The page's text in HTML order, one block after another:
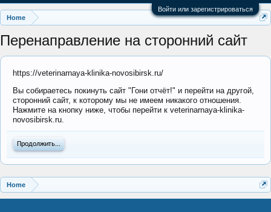
Войти или зарегистрироваться
Home
Перенаправление на сторонний сайт
https://veterinarnaya-klinika-novosibirsk.ru/
Вы собираетесь покинуть сайт "Гони отчёт!" и перейти на другой,
сторонний сайт, к которому мы не имеем никакого отношения.
Нажмите на кнопку ниже, чтобы перейти к veterinarnaya-klinika-
novosibirsk.ru.
Продолжить...
Home